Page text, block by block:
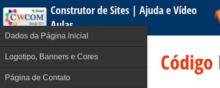
Construtor de Sites | Ajuda e Vídeo
Aulas
Dados da Página Inicial
Logotipo, Banners e Cores
Página de Contato